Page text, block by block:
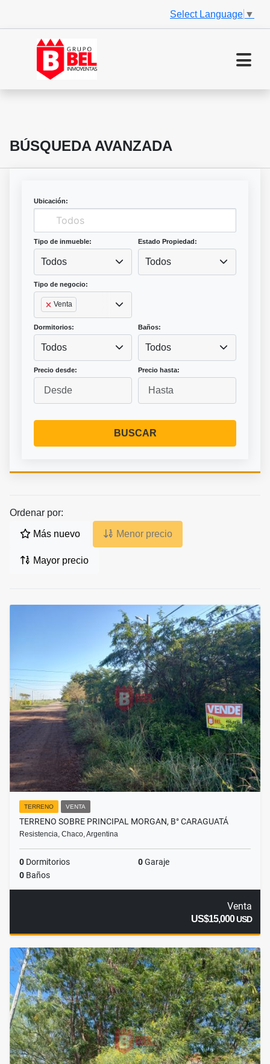
Select Language ▼
BÚSQUEDA AVANZADA
Ubicación:
Tipo de inmueble:
Todos
Estado Propiedad:
Todos
Tipo de negocio:
Venta
Dormitorios:
Todos
Baños:
Todos
Precio desde: Precio hasta:
BUSCAR
Ordenar por:
Más nuevo Menor precio
Mayor precio
TERRENO VENTA
TERRENO SOBRE PRINCIPAL MORGAN, B° CARAGUATÁ
Resistencia, Chaco, Argentina
0 Dormitorios 0Garaje
0 Baños
Venta
US$15,000USD